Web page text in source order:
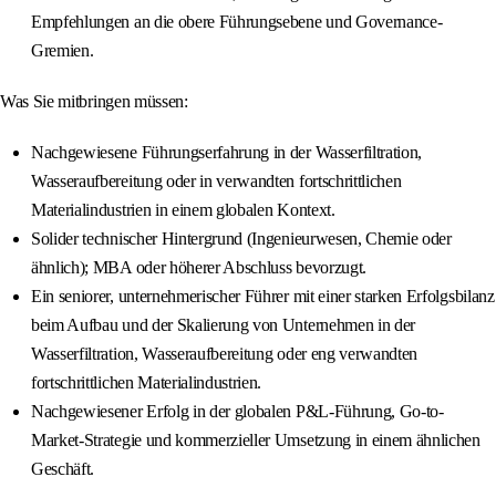
Empfehlungen an die obere Führungsebene und Governance-
Gremien.
Was Sie mitbringen müssen:
Nachgewiesene Führungserfahrung in der Wasserfiltration,
Wasseraufbereitung oder in verwandten fortschrittlichen
Materialindustrien in einem globalen Kontext.
Solider technischer Hintergrund (Ingenieurwesen, Chemie oder
ähnlich); MBA oder höherer Abschluss bevorzugt.
Ein seniorer, unternehmerischer Führer mit einer starken Erfolgsbilanz
beim Aufbau und der Skalierung von Unternehmen in der
Wasserfiltration, Wasseraufbereitung oder eng verwandten
fortschrittlichen Materialindustrien.
Nachgewiesener Erfolg in der globalen P&L-Führung, Go-to-
Market-Strategie und kommerzieller Umsetzung in einem ähnlichen
Geschäft.